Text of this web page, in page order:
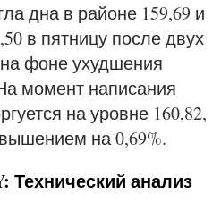
дна в районе 159,69 и
в пятницу после двух
фоне ухудшения
момент написания
на уровне 160,82,
на 0,69%.
Технический анализ